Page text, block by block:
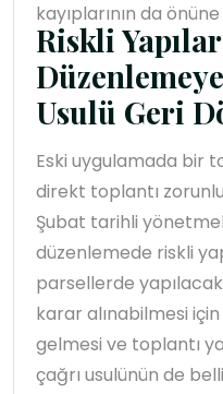
kayıplarının da
Riskli
Usulü Geri
Eski uygulamada bir
direkt toplantı
Şubat tarihli
düzenlemede riskli
parsellerde
karar alınabilmesi
gelmesi ve toplantı
çağrı usulünün de